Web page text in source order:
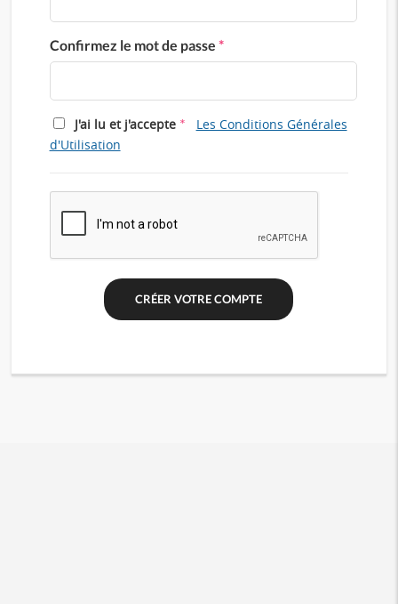
Confirmez le mot de passe *
J'ai lu et j'accepte *
Les Conditions Générales
d'Utilisation